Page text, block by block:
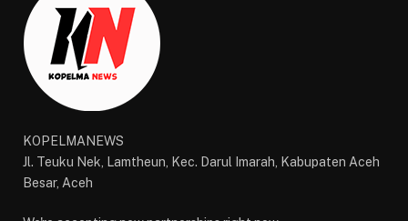
KOPELMANEWS
Jl. Teuku Nek, Lamtheun, Kec. Darul Imarah, Kabupaten Aceh
Besar, Aceh